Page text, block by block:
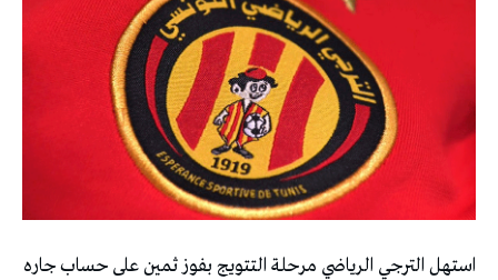
استهل الترجي الرياضي مرحلة التتويج بفوز ثمين على حساب جاره